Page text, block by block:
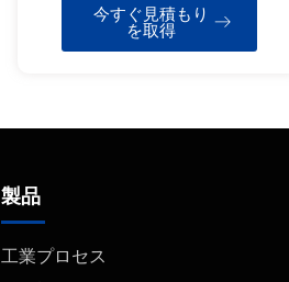
今すぐ見積もり
を取得
製品
工業プロセス